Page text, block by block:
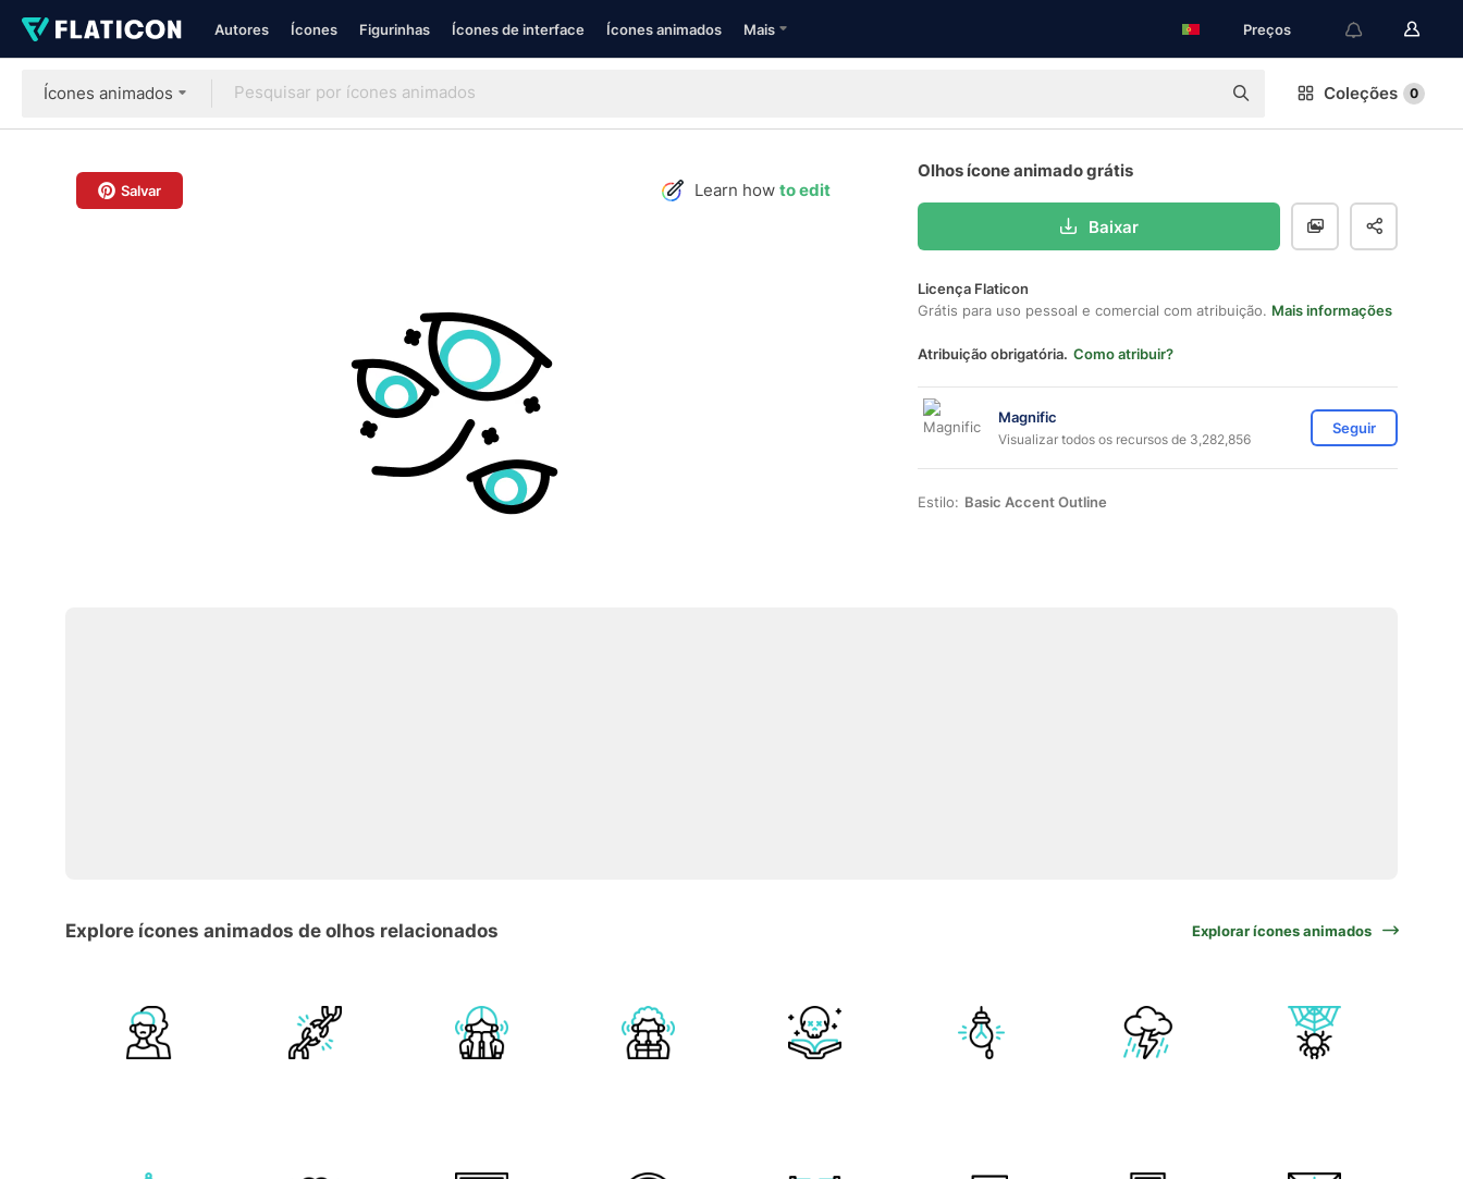
Autores Ícones Figurinhas Ícones de interface Ícones animados Mais Preços
Ícones animados Coleções 0
Salvar Learn how to edit
Olhos ícone animado grátis
Baixar
Licença Flaticon
Grátis para uso pessoal e comercial com atribuição. Mais informações
Atribuição obrigatória. Como atribuir?
Magnific
Visualizar todos os recursos de 3,282,856
Seguir
Estilo: Basic Accent Outline
Explore ícones animados de olhos relacionados Explorar ícones animados